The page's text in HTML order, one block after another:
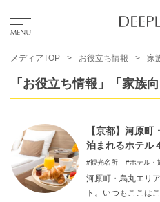
エリア
メディアTOP お役立ち情報 家
「お役立ち情報」「家族
【京都】河原
泊まれるホテル
観光名所 ホテル・
河原町・烏丸エリ
ト。いつもここは